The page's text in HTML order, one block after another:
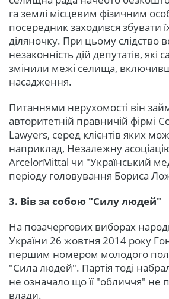
га землі місцевим фізичним
посередник заходився збувати
діляночку. При цьому слідство
незаконність дій депутатів, які
змінили межі селища,
насадження.
Питаннями нерухомості він
авторитетній правничій фірмі
Lawyers, серед клієнтів яких
наприклад, Незалежну
ArcelorMittal чи "Український
періоду головування Бориса
3. Вів за собою "Силу людей"
На позачергових виборах
України 26 жовтня 2014 року
першим номером молодого
"Сила людей". Партія тоді
не означало що її "обличчя" не
влади.